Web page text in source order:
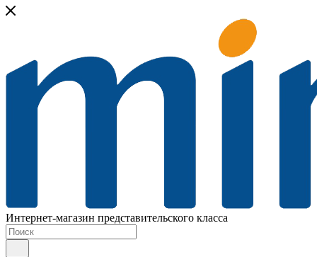
Интернет-магазин представительского класса